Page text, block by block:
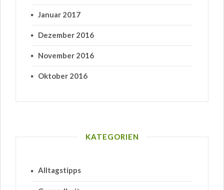
Januar 2017
Dezember 2016
November 2016
Oktober 2016
KATEGORIEN
Alltagstipps